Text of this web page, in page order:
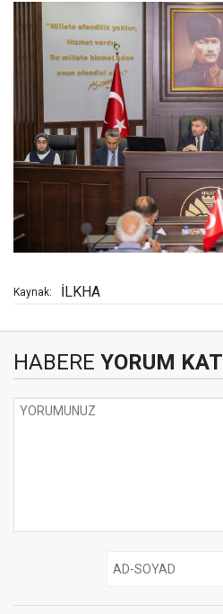
Kaynak: İLKHA
HABERE YORUM KAT